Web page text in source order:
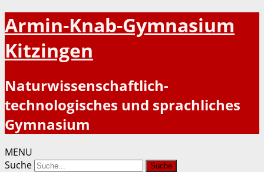
Armin-Knab-Gymnasium
Kitzingen
Naturwissenschaftlich-
technologisches und sprachliches
Gymnasium
MENU
Suche